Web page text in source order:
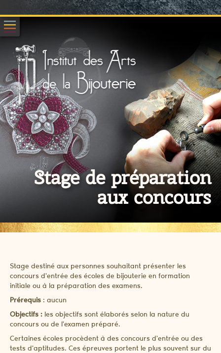
Stage de préparation
aux concours
Stage destiné aux personnes souhaitant présenter les
concours d'entrée des écoles de bijouterie en formation
initiale ou à la préparation des examens.
Prérequis : aucun
Objectifs : les objectifs sont élaborés selon la nature du
concours ou de l'examen préparé.
Certaines écoles procèdent à des concours d'entrée ou des
tests d'aptitudes. Ces épreuves portent le plus souvent sur du